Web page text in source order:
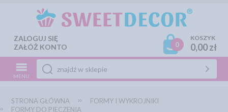
ZALOGUJ SIĘ
ZAŁÓŻ KONTO
0
KOSZYK
0,00 zł
MENU
STRONA GŁÓWNA
FORMY I WYKROJNIKI
FORMY DO PIECZENIA